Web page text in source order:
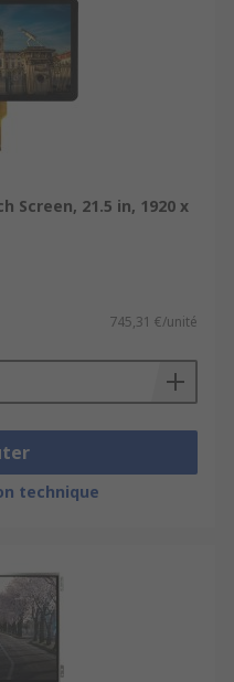
Screen, 21.5 in, 1920 x
745,31 €/unité
technique